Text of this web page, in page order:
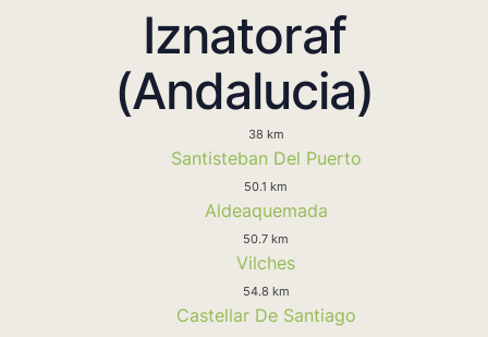
Iznatoraf
(Andalucia)
38 km
Santisteban Del Puerto
50.1 km
Aldeaquemada
50.7 km
Vilches
54.8 km
Castellar De Santiago